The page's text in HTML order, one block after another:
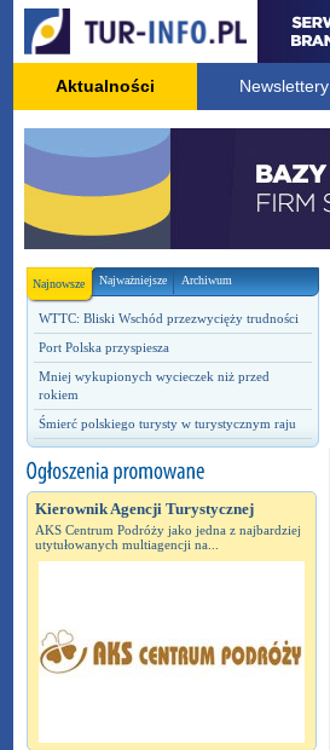
Aktualności Newslettery
Najnowsze Najważniejsze Archiwum
WTTC: Bliski Wschód przezwycięży trudności
Port Polska przyspiesza
Mniej wykupionych wycieczek niż przed
rokiem
Śmierć polskiego turysty w turystycznym raju
Kierownik Agencji Turystycznej
AKS Centrum Podróży jako jedna z najbardziej
utytułowanych multiagencji na...